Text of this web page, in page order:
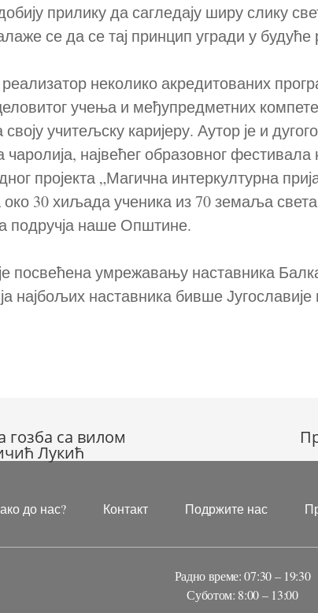
прилику да сагледају ширу слику
се да се тај принцип угради у
реализатор неколико акредитованих
учења и међупредметних
своју учитељску каријеру. Аутор је и
чаролија, највећег образовног
пројекта „Магична интеркултурна
30 хиљада ученика из 70 земаља
подручја наше Општине.
посвећена умрежавању наставника
најбољих наставника бивше
гозба са вилом
Лукић
до нас? Контакт Подржите нас
Радно време: 07:30 – 19:30
Суботом: 8:00 – 13:00